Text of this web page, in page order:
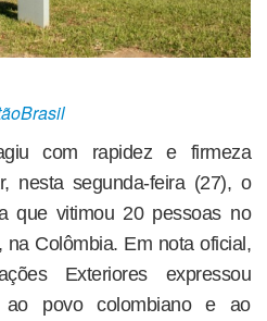
com rapidez e firmeza
nesta segunda-feira (27), o
que vitimou 20 pessoas no
Colômbia. Em nota oficial,
Exteriores expressou
ao povo colombiano e ao